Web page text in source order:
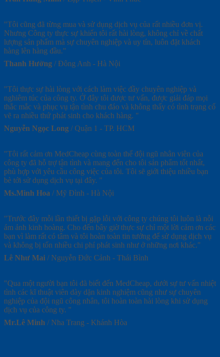
"Tôi cũng đã từng mua và sử dụng dịch vụ của rất nhiều đơn vị.
Nhưng Công ty thực sự khiến tôi rất hài lòng, không chỉ về chất
lượng sản phẩm mà sự chuyên nghiệp và uy tín, luôn đặt khách
hàng lên hàng đầu."
Thanh Hường / Đông Anh - Hà Nội
"Tôi thực sự hài lòng với cách làm việc đầy chuyên nghiệp và
nghiêm túc của công ty. Ở đây tôi được tư vấn, được giải đáp mọi
thắc mắc và phục vụ tận tình chu đáo và không thấy có tình trạng cố
vẽ ra nhiều thứ phát sinh cho khách hàng. "
Nguyễn Ngọc Long / Quận 1 - TP. HCM
"Tôi rất cảm ơn MedCheap cùng toàn thể đội ngũ nhân viên của
công ty đã hỗ trợ tận tình và mang đến cho tôi sản phẩm tốt nhất,
phù hợp với yêu cầu công việc của tôi. Tôi sẽ giới thiệu nhiều bạn
bè tới sử dụng dịch vụ tại đây. "
Ms.Minh Hoa / Mỹ Đình - Hà Nội
"Trước đây mỗi lần thiết bị gặp lỗi với công ty chúng tôi luôn là nỗi
ám ảnh kinh hoàng. Cho đến bây giờ thực sự chỉ một lời cảm ơn các
bạn vì làm rất có tâm và tôi hoàn toàn tin tưởng để sử dụng dịch vụ
và không bị tốn nhiều chi phí phát sinh như ở những nơi khác."
Lê Như Mai / Nguyễn Đức Cảnh - Thái Bình
"Qua một người bạn tôi đã biết đến MedCheap, dưới sự tư vấn nhiệt
tình các kĩ thuật viên dày dặn kinh nghiệm cũng như sự chuyên
nghiệp của đội ngũ công nhân, tôi hoàn toàn hài lòng khi sử dụng
dịch vụ của công ty. "
Mr.Lê Minh / Nha Trang - Khánh Hòa